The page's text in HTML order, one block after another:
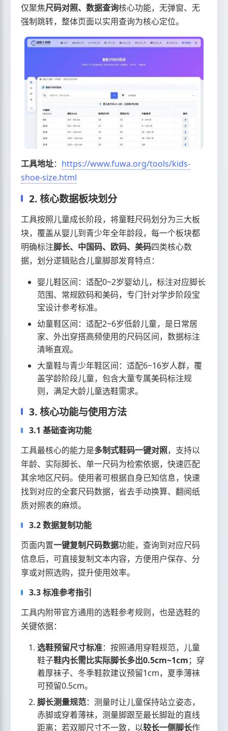
仅聚焦尺码对照、数据查询核心功能，无弹窗、无
强制跳转，整体页面以实用查询为核心定位。
工具地址： https://www.fuwa.org/tools/kids-
shoe-size.html
2. 核心数据板块划分
工具按照儿童成长阶段，将童鞋尺码划分为三大板
块，覆盖从婴儿到青少年全年龄段，每一个板块都
明确标注脚长、中国码、欧码、美码四类核心数
据，划分逻辑贴合儿童脚部发育特点：
婴儿鞋区间：适配0~2岁婴幼儿，标注对应脚长
范围、常规欧码和美码，专门针对学步阶段宝
宝设计参考标准。
幼童鞋区间：适配2~6岁低龄儿童，是日常居
家、外出穿搭高频使用的尺码区间，数据标注
清晰直观。
大童鞋与青少年鞋区间：适配6~16岁人群，覆
盖学龄阶段儿童，包含大童专属美码标注规
则，满足大龄儿童选鞋需求。
3. 核心功能与使用方法
3.1 基础查询功能
工具最核心的能力是多制式鞋码一键对照，支持以
年龄、实际脚长、单一尺码为检索依据，快速匹配
其余地区尺码。使用者可根据自身已知信息，快速
找到对应的全套尺码数据，省去手动换算、翻阅纸
质对照表的麻烦。
3.2 数据复制功能
页面内置一键复制尺码数据功能，查询到对应尺码
信息后，可直接复制文本内容，方便用户保存、分
享或对照选购，提升使用效率。
3.3 标准参考指引
工具内附带官方通用的选鞋参考规则，也是选鞋的
关键依据：
选鞋预留尺寸标准：按照通用穿鞋规范，儿童
鞋子鞋内长需比实际脚长多出0.5cm~1cm；穿
着厚袜子、冬季鞋款建议预留1cm，夏季薄袜
可预留0.5cm。
脚长测量规范：测量时让儿童保持站立姿态，
赤脚或穿着薄袜，测量脚跟至最长脚趾的直线
距离；若双脚尺寸不一致，以较长一侧脚长作